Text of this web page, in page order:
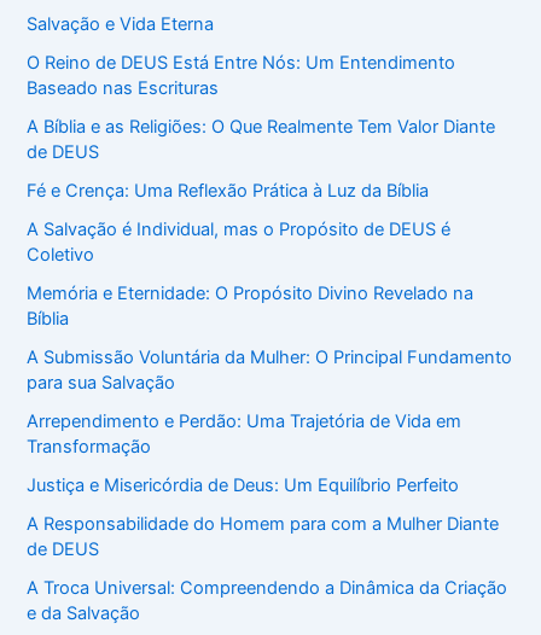
Salvação e Vida Eterna
O Reino de DEUS Está Entre Nós: Um Entendimento
Baseado nas Escrituras
A Bíblia e as Religiões: O Que Realmente Tem Valor Diante
de DEUS
Fé e Crença: Uma Reflexão Prática à Luz da Bíblia
A Salvação é Individual, mas o Propósito de DEUS é
Coletivo
Memória e Eternidade: O Propósito Divino Revelado na
Bíblia
A Submissão Voluntária da Mulher: O Principal Fundamento
para sua Salvação
Arrependimento e Perdão: Uma Trajetória de Vida em
Transformação
Justiça e Misericórdia de Deus: Um Equilíbrio Perfeito
A Responsabilidade do Homem para com a Mulher Diante
de DEUS
A Troca Universal: Compreendendo a Dinâmica da Criação
e da Salvação